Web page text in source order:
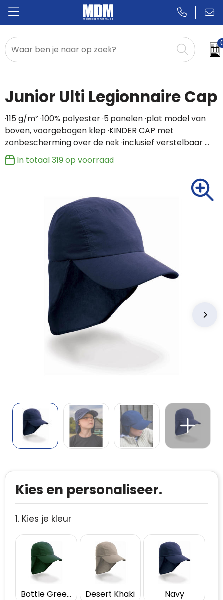
Relatiegeschenken
Sportkleding
Junior Ulti Legionnaire Cap
·115 g/m² ·100% polyester ·5 panelen ·plat model van
boven, voorgebogen klep ·KINDER CAP met
zonbescherming over de nek ·inclusief verstelbaar …
In totaal319op voorraad
Kies en personaliseer.
1. Kies je kleur
Bottle Green Desert Khaki Navy